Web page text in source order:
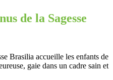
de la Sagesse
Brasilia accueille les enfants de
gaie dans un cadre sain et